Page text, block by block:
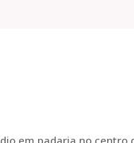
em padaria no centro